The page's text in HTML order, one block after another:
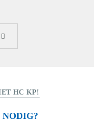
HC KP!
NODIG?